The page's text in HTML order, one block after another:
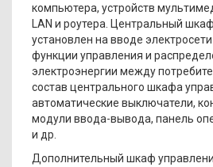
компьютера, устройств
LAN и роутера. Центральный
установлен на вводе
функции управления и
электроэнергии между
состав центрального шкафа
автоматические выключатели,
модули ввода-вывода, панель
и др.
Дополнительный шкаф